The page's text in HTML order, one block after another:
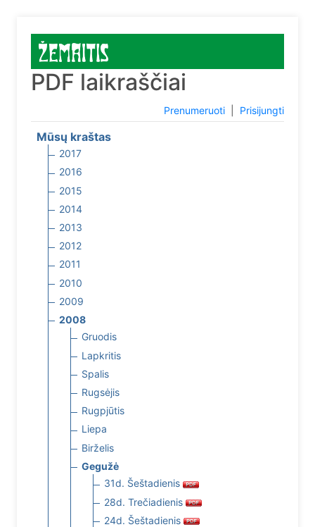
PDF laikraščiai
Prenumeruoti Prisijungti
Mūsų kraštas
2017
2016
2015
2014
2013
2012
2011
2010
2009
2008
Gruodis
Lapkritis
Spalis
Rugsėjis
Rugpjūtis
Liepa
Birželis
Gegužė
31d. Šeštadienis
28d. Trečiadienis
24d. Šeštadienis